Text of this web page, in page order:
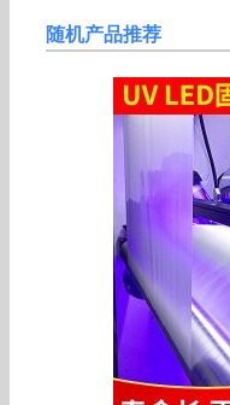
随机产品推荐